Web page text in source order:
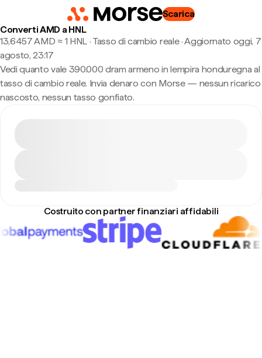
Scarica
Converti AMD a HNL
13,6457 AMD ≈ 1 HNL · Tasso di cambio reale·Aggiornato oggi, 7
agosto, 23:17
Vedi quanto vale 390.000 dram armeno in lempira honduregna al
tasso di cambio reale. Invia denaro con Morse — nessun ricarico
nascosto, nessun tasso gonfiato.
Costruito con partner finanziari affidabili